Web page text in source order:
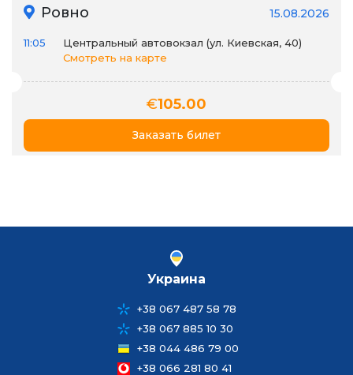
Ровно 15.08.2026
11:05
Центральный автовокзал (ул. Киевская, 40)
Смотреть на карте
€105.00
Заказать билет
Украина
+38 067 487 58 78
+38 067 885 10 30
+38 044 486 79 00
+38 066 281 80 41